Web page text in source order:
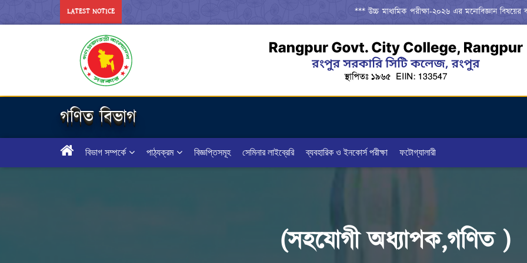
LATEST NOTICE *** উচ্চ মাধ্যমিক পরীক্ষা-২০২৬ এর মনোবিজ্ঞান বিষয়ের
গণিত বিভাগ
বিভাগ সম্পর্কে পাঠ্যক্রম বিজ্ঞপ্তিসমূহ সেমিনার লাইব্রেরি ব্যবহারিক ও ইনকোর্স পরীক্ষা ফটোগ্যালারী
(সহযোগী অধ্যাপক,গণিত )